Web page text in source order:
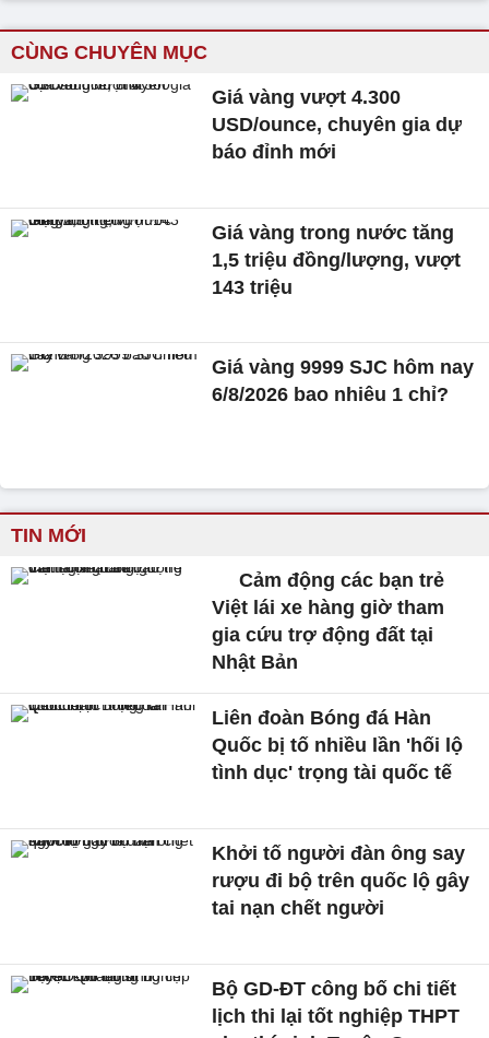
CÙNG CHUYÊN MỤC
Giá vàng vượt 4.300
USD/ounce, chuyên gia dự
báo đỉnh mới
Giá vàng trong nước tăng
1,5 triệu đồng/lượng, vượt
143 triệu
Giá vàng 9999 SJC hôm nay
6/8/2026 bao nhiêu 1 chỉ?
TIN MỚI
Cảm động các bạn trẻ
Việt lái xe hàng giờ tham
gia cứu trợ động đất tại
Nhật Bản
Liên đoàn Bóng đá Hàn
Quốc bị tố nhiều lần 'hối lộ
tình dục' trọng tài quốc tế
Khởi tố người đàn ông say
rượu đi bộ trên quốc lộ gây
tai nạn chết người
Bộ GD-ĐT công bố chi tiết
lịch thi lại tốt nghiệp THPT